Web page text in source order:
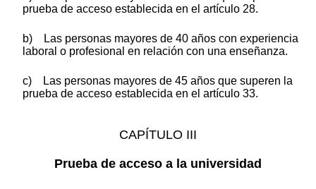
prueba de acceso establecida en el artículo 28.
b) Las personas mayores de 40 años con experiencia
laboral o profesional en relación con una enseñanza.
c) Las personas mayores de 45 años que superen la
prueba de acceso establecida en el artículo 33.
CAPÍTULO III
Prueba de acceso a la universidad